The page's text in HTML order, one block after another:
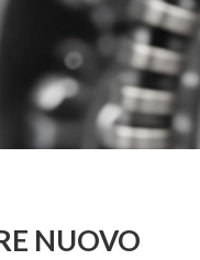
NUOVO